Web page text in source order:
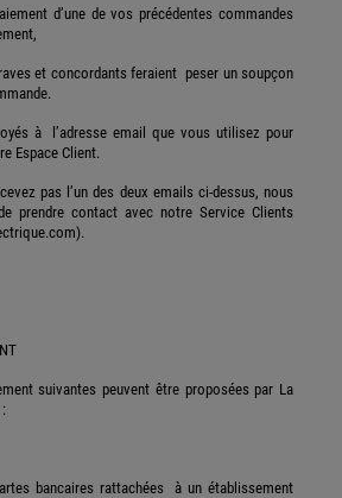
d’une de vos précédentes commandes
et concordants feraient peser un soupçon
à l’adresse email que vous utilisez pour
Espace Client.
pas l’un des deux emails ci-dessus, nous
prendre contact avec notre Service Clients
suivantes peuvent être proposées par La
bancaires rattachées à un établissement